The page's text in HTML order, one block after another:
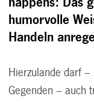
humorvolle
Handeln
Hierzulande darf
Gegenden – auch